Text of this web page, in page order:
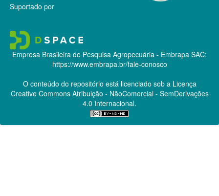
Suportado por
Empresa Brasileira de Pesquisa Agropecuária - Embrapa SAC:
https://www.embrapa.br/fale-conosco
O conteúdo do repositório está licenciado sob a Licença
Creative CommonsAtribuição - NãoComercial - SemDerivações
4.0 Internacional.